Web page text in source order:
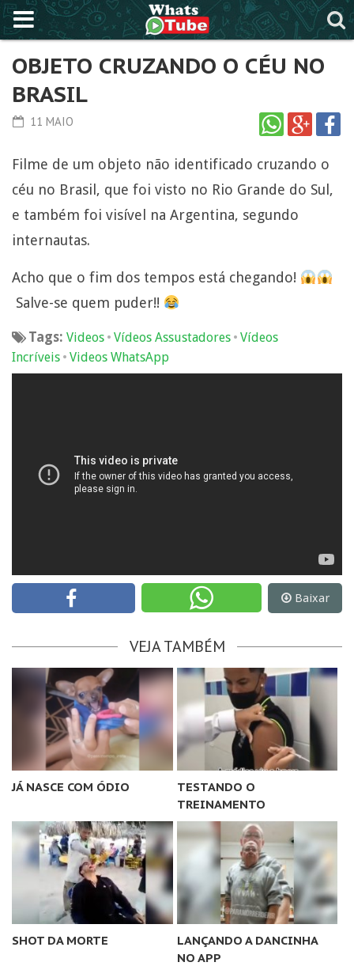
OBJETO CRUZANDO O CÉU NO
BRASIL
11 MAIO
Filme de um objeto não identificado cruzando o
céu no Brasil, que foi visto no Rio Grande do Sul,
e também foi visível na Argentina, segundo
internautas.
Acho que o fim dos tempos está chegando!
Salve-se quem puder!!
Tags: Videos • Vídeos Assustadores • Vídeos
Incríveis • Videos WhatsApp
Baixar
VEJA TAMBÉM
JÁ NASCE COM ÓDIO
TESTANDO O
TREINAMENTO
SHOT DA MORTE
LANÇANDO A DANCINHA
NO APP